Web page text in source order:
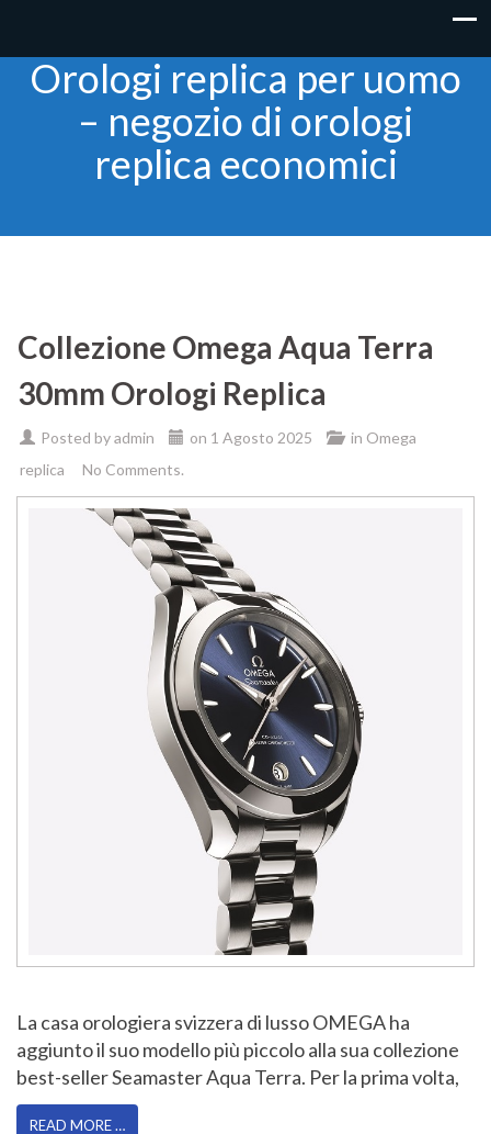
Orologi replica per uomo
– negozio di orologi
replica economici
Collezione Omega Aqua Terra
30mm Orologi Replica
Posted byadmin on 1 Agosto 2025 in Omega
replica
No Comments.
La casa orologiera svizzera di lusso OMEGA ha
aggiunto il suo modello più piccolo alla sua collezione
best-seller Seamaster Aqua Terra. Per la prima volta,
READ MORE …